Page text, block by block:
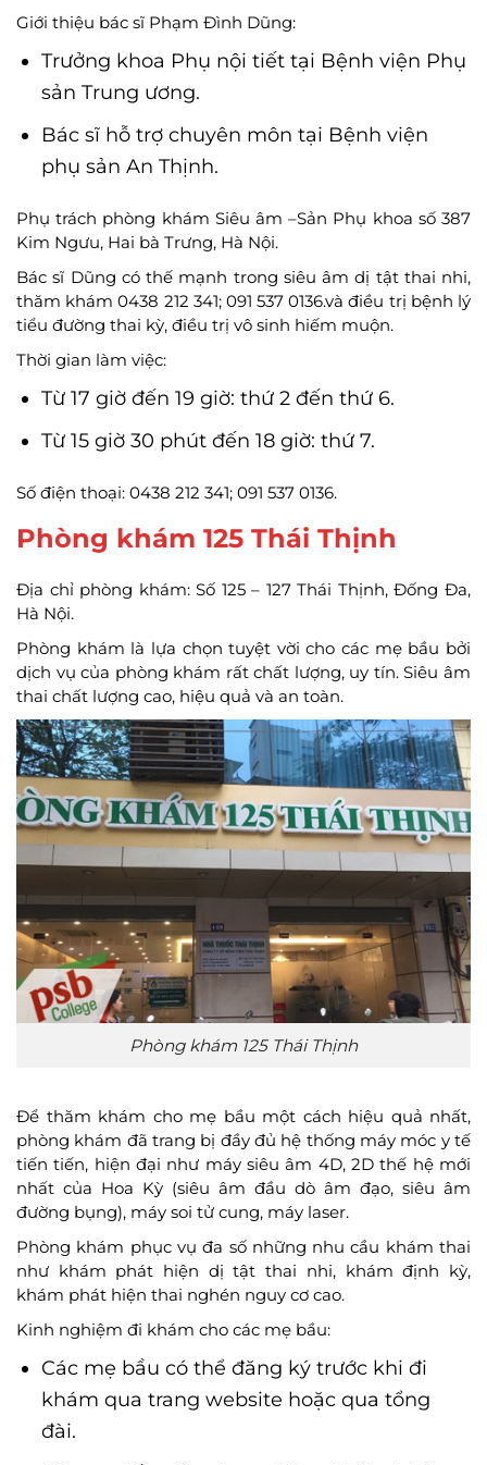
Giới thiệu bác sĩ Phạm Đình Dũng:
Trưởng khoa Phụ nội tiết tại Bệnh viện Phụ
sản Trung ương.
Bác sĩ hỗ trợ chuyên môn tại Bệnh viện
phụ sản An Thịnh.
Phụ trách phòng khám Siêu âm –Sản Phụ khoa số 387
Kim Ngưu, Hai bà Trưng, Hà Nội.
Bác sĩ Dũng có thế mạnh trong siêu âm dị tật thai nhi,
thăm khám 0438 212 341; 091 537 0136.và điều trị bệnh lý
tiểu đường thai kỳ, điều trị vô sinh hiếm muộn.
Thời gian làm việc:
Từ 17 giờ đến 19 giờ: thứ 2 đến thứ 6.
Từ 15 giờ 30 phút đến 18 giờ: thứ 7.
Số điện thoại: 0438 212 341; 091 537 0136.
Phòng khám 125 Thái Thịnh
Địa chỉ phòng khám: Số 125 – 127 Thái Thịnh, Đống Đa,
Hà Nội.
Phòng khám là lựa chọn tuyệt vời cho các mẹ bầu bởi
dịch vụ của phòng khám rất chất lượng, uy tín. Siêu âm
thai chất lượng cao, hiệu quả và an toàn.
Phòng khám 125 Thái Thịnh
Để thăm khám cho mẹ bầu một cách hiệu quả nhất,
phòng khám đã trang bị đầy đủ hệ thống máy móc y tế
tiến tiến, hiện đại như máy siêu âm 4D, 2D thế hệ mới
nhất của Hoa Kỳ (siêu âm đầu dò âm đạo, siêu âm
đường bụng), máy soi tử cung, máy laser.
Phòng khám phục vụ đa số những nhu cầu khám thai
như khám phát hiện dị tật thai nhi, khám định kỳ,
khám phát hiện thai nghén nguy cơ cao.
Kinh nghiệm đi khám cho các mẹ bầu:
Các mẹ bầu có thể đăng ký trước khi đi
khám qua trang website hoặc qua tổng
đài.